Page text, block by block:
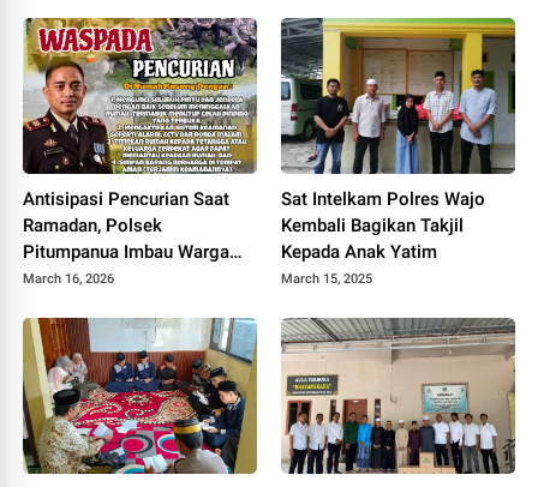
Antisipasi Pencurian Saat
Ramadan, Polsek
Pitumpanua Imbau Warga
Tingkatkan Keamanan
March 16, 2026
Sat Intelkam Polres Wajo
Kembali Bagikan Takjil
Kepada Anak Yatim
March 15, 2025